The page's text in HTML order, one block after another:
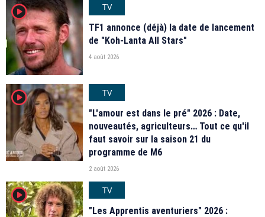
player2
TV
TF1 annonce (déjà) la date de lancement
de "Koh-Lanta All Stars"
4 août 2026
player2
TV
"L'amour est dans le pré" 2026 : Date,
nouveautés, agriculteurs… Tout ce qu'il
faut savoir sur la saison 21 du
programme de M6
2 août 2026
player2
TV
"Les Apprentis aventuriers" 2026 :